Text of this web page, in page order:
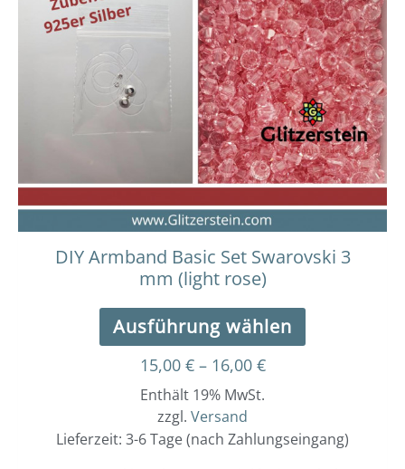
DIY Armband Basic Set Swarovski 3
mm (light rose)
Ausführung wählen
weist
mehrere
Varianten
auf.
Die
Optionen
können
auf
der
werden
15,00 € – 16,00 €
bis
16,00 €
Enthält 19% MwSt.
zzgl. Versand
Lieferzeit: 3-6 Tage (nach Zahlungseingang)